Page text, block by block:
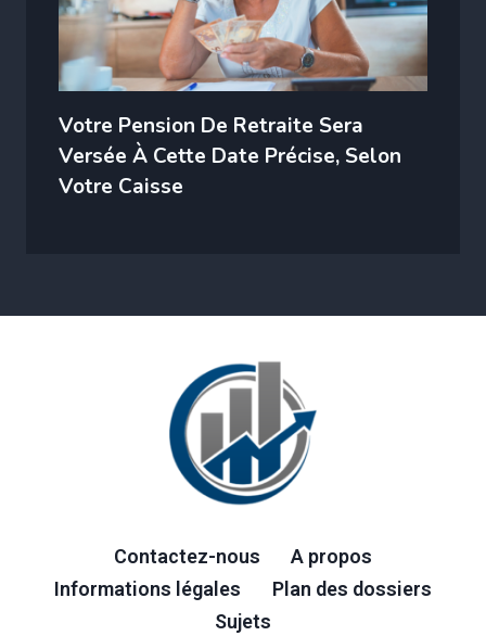
Votre Pension De Retraite Sera
Versée À Cette Date Précise, Selon
Votre Caisse
Contactez-nous
A propos
Informations légales
Plan des dossiers
Sujets